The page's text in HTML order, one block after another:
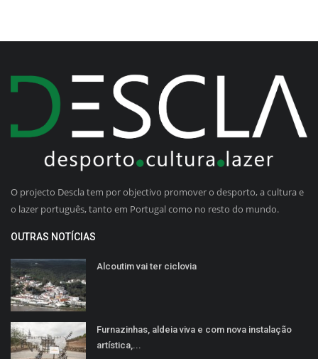
O projecto Descla tem por objectivo promover o desporto, a cultura e
o lazer português, tanto em Portugal como no resto do mundo.
OUTRAS NOTÍCIAS
Alcoutim vai ter ciclovia
Furnazinhas, aldeia viva e com nova instalação
artística,...